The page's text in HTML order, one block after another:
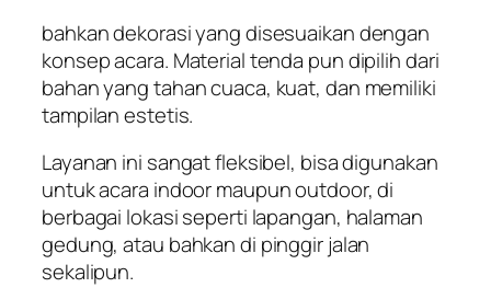
bahkan dekorasi yang disesuaikan dengan
konsep acara. Material tenda pun dipilih dari
bahan yang tahan cuaca, kuat, dan memiliki
tampilan estetis.
Layanan ini sangat fleksibel, bisa digunakan
untuk acara indoor maupun outdoor, di
berbagai lokasi seperti lapangan, halaman
gedung, atau bahkan di pinggir jalan
sekalipun.